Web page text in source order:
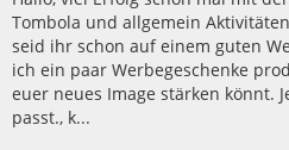
Tombola und allgemein
seid ihr schon auf einem guten
ich ein paar Werbegeschenke
euer neues Image stärken könnt.
passt., k...